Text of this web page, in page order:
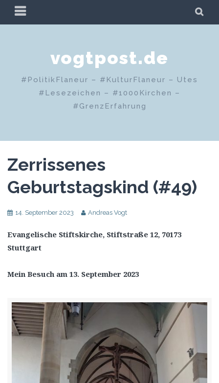
Zum
PRIMÄRES
MENÜ
vogtpost.de
#PolitikFlaneur – #KulturFlaneur – Utes
#Lesezeichen – #1000Kirchen –
#GrenzErfahrung
Zerrissenes
Geburtstagskind (#49)
14. September 2023 Andreas Vogt
Evangelische Stiftskirche, Stiftstraße 12, 70173
Stuttgart
Mein Besuch am 13. September 2023